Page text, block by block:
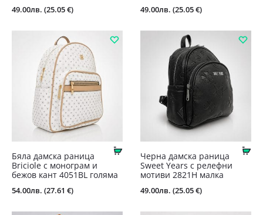
49.00лв. (25.05 €) 49.00лв. (25.05 €)
Купи
Бяла дамска раница
Briciole с монограм и
бежов кант 4051BL голяма
54.00лв. (27.61 €)
Черна дамска раница
Sweet Years с релефни
мотиви 2821H малка
49.00лв. (25.05 €)